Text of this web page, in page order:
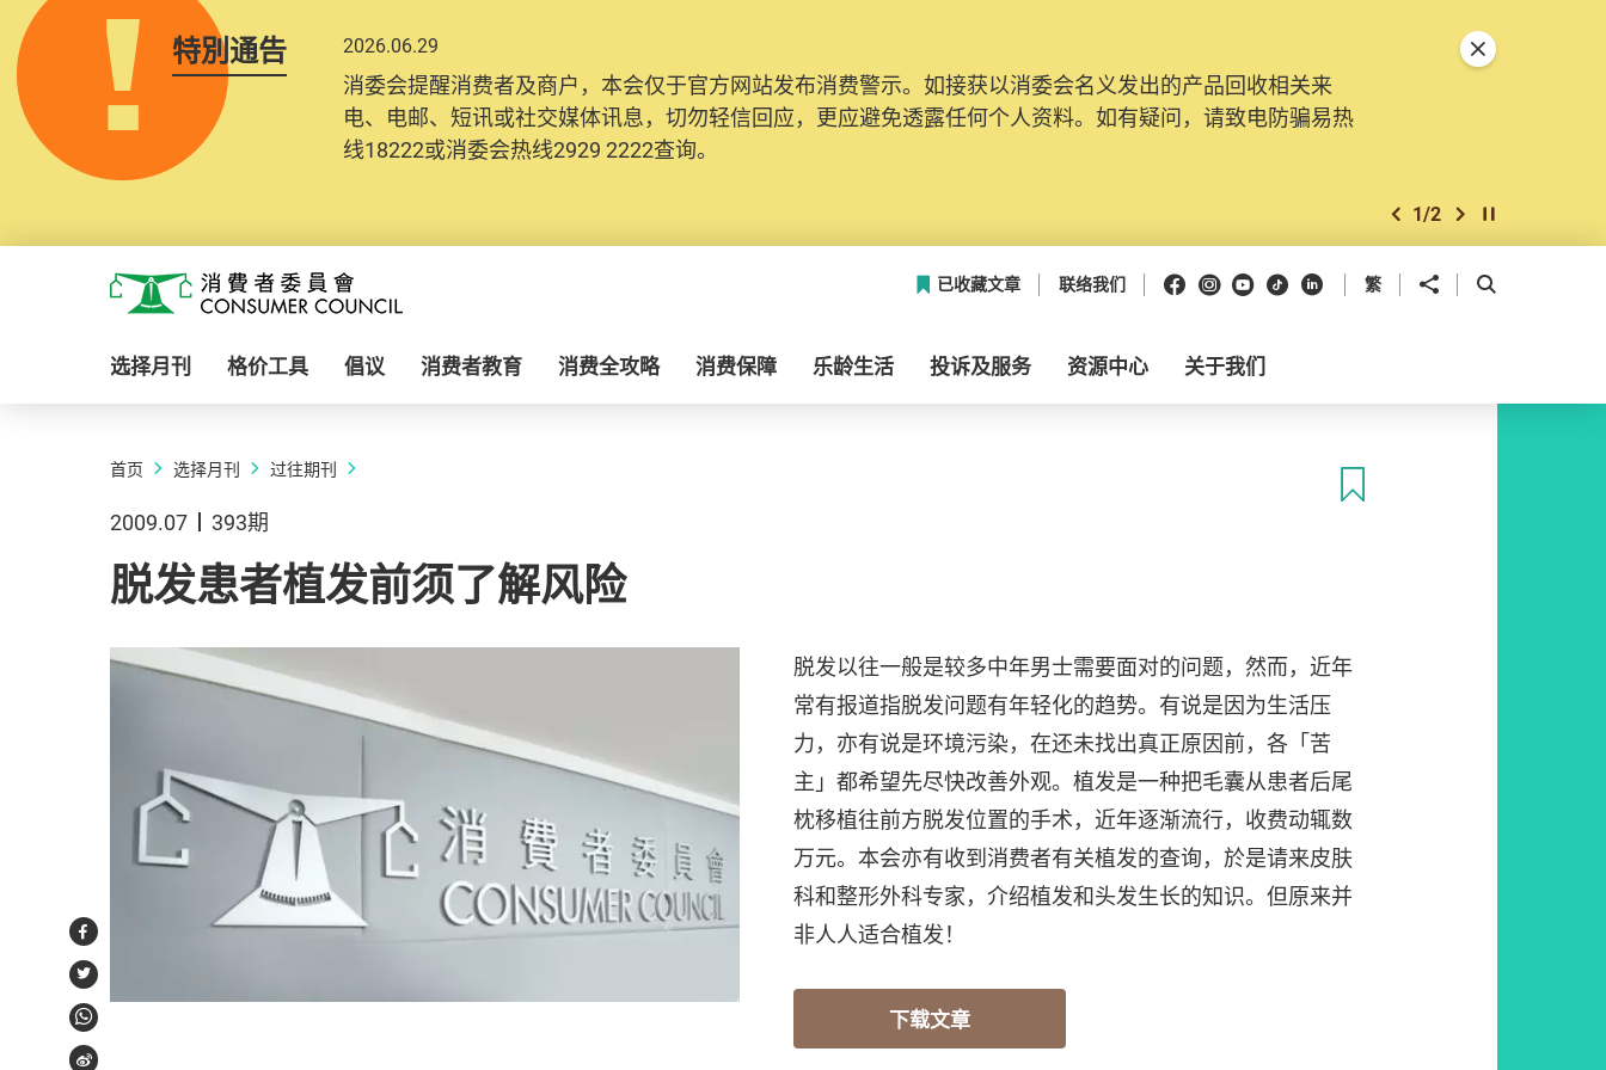
特別通告 2026.06.29
消委会提醒消费者及商户，本会仅于官方网站发布消费警示。如接获以消委会名义发出的产品回收相关来
电、电邮、短讯或社交媒体讯息，切勿轻信回应，更应避免透露任何个人资料。如有疑问，请致电防骗易热
线18222或消委会热线2929 2222查询。
上一个
1/2 下一个开始/暂停幻灯
关闭特別通告
消费者委员会
已收藏文章 联络我们 Facebook
Instagram
Youtube
抖音领英 繁 分享到 开启搜寻框
选择月刊 格价工具 倡议 消费者教育 消费全攻略 消费保障 乐龄生活 投诉及服务 资源中心 关于我们
首页 选择月刊 过往期刊
2009.07 393期
脱发患者植发前须了解风险
脱发以往一般是较多中年男士需要面对的问题，然而，近年
常有报道指脱发问题有年轻化的趋势。有说是因为生活压
力，亦有说是环境污染，在还未找出真正原因前，各「苦
主」都希望先尽快改善外观。植发是一种把毛囊从患者后尾
枕移植往前方脱发位置的手术，近年逐渐流行，收费动辄数
万元。本会亦有收到消费者有关植发的查询，於是请来皮肤
科和整形外科专家，介绍植发和头发生长的知识。但原来并
非人人适合植发！
下载文章
Facebook
Twitter
WhatsApp